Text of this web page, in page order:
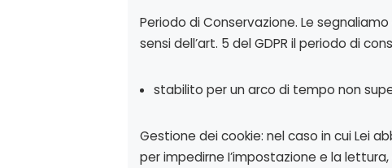
Periodo di Conservazione. Le
sensi dell’art. 5 del GDPR il periodo di
stabilito per un arco di tempo non
Gestione dei cookie: nel caso in cui Lei
per impedirne I’impostazione e la